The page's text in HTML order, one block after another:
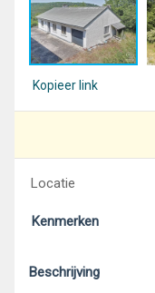
Kopieer link
Locatie
Kenmerken
Beschrijving